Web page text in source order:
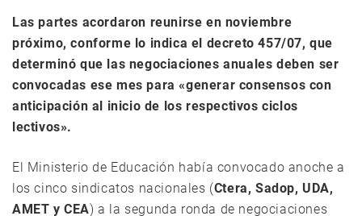
Las partes acordaron reunirse en noviembre
próximo, conforme lo indica el decreto 457/07, que
determinó que las negociaciones anuales deben ser
convocadas ese mes para «generar consensos con
anticipación al inicio de los respectivos ciclos
lectivos».
El Ministerio de Educación había convocado anoche a
los cinco sindicatos nacionales (Ctera, Sadop, UDA,
AMET y CEA) a la segunda ronda de negociaciones